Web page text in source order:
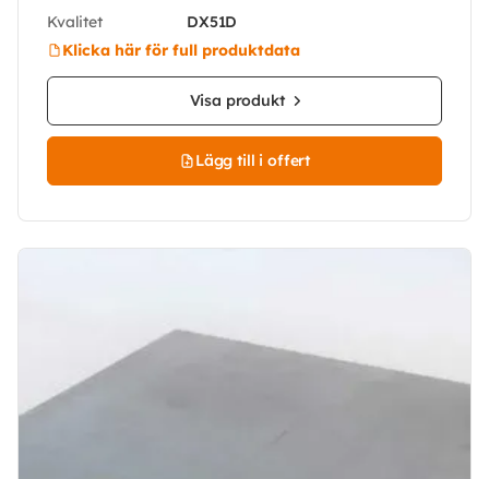
Kvalitet
DX51D
Klicka här för full produktdata
Visa produkt
Lägg till i offert